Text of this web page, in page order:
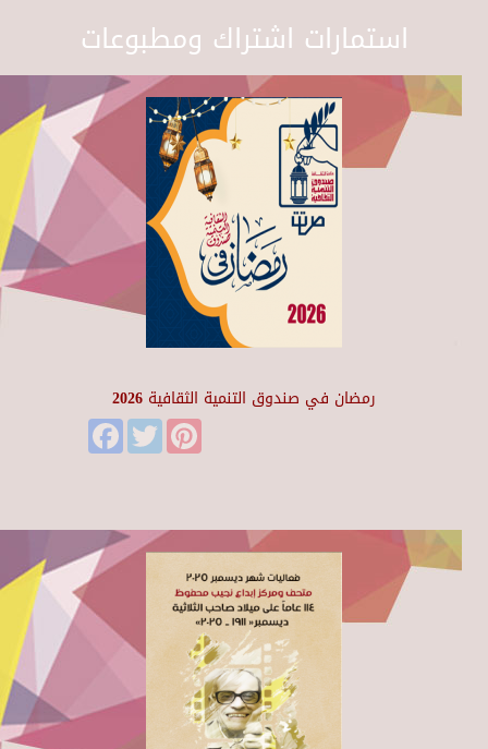
استمارات اشتراك ومطبوعات
رمضان في صندوق التنمية الثقافية 2026
FacebookTwitter